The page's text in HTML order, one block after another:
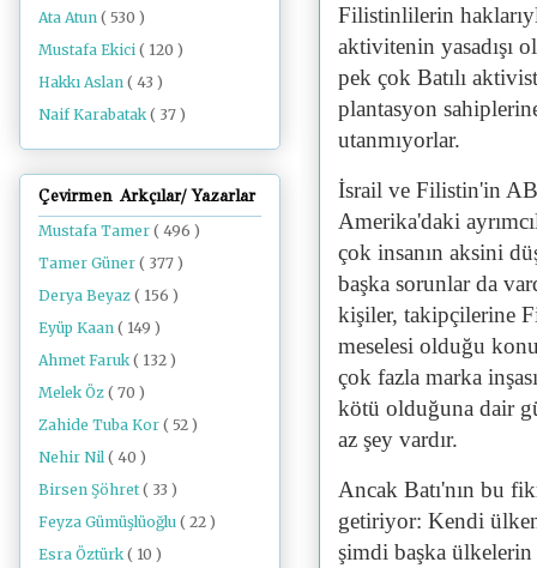
Filistinlilerin
aktivitenin yasadışı
pek çok Batılı
plantasyon
utanmıyorlar.
İsrail ve Filistin'in
Amerika'daki
çok insanın aksini
başka sorunlar da
kişiler, takipçilerine
meselesi olduğu
çok fazla marka
kötü olduğuna dair
az şey vardır.
Ancak Batı'nın bu
getiriyor: Kendi
şimdi başka ülkelerin
Ata Atun ( 530 )
Mustafa Ekici ( 120 )
Hakkı Aslan ( 43 )
Naif Karabatak( 37 )
Çevirmen Arkçılar/ Yazarlar
Mustafa Tamer ( 496 )
Tamer Güner ( 377 )
Derya Beyaz ( 156 )
Eyüp Kaan ( 149 )
Ahmet Faruk ( 132 )
Melek Öz ( 70 )
Zahide Tuba Kor ( 52 )
Nehir Nil ( 40 )
Birsen Şöhret ( 33 )
Feyza Gümüşlüoğlu ( 22 )
Esra Öztürk ( 10 )